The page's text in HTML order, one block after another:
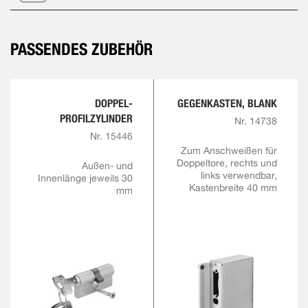
PASSENDES ZUBEHÖR
DOPPEL-
PROFILZYLINDER
Nr. 15446
Außen- und
Innenlänge jeweils 30
mm
GEGENKASTEN, BLANK
Nr. 14738
Zum Anschweißen für
Doppeltore, rechts und
links verwendbar,
Kastenbreite 40 mm